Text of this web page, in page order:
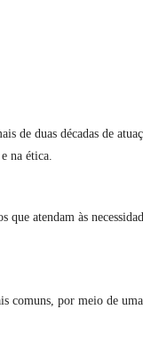
de duas décadas de
na ética.
que atendam às
comuns, por meio de